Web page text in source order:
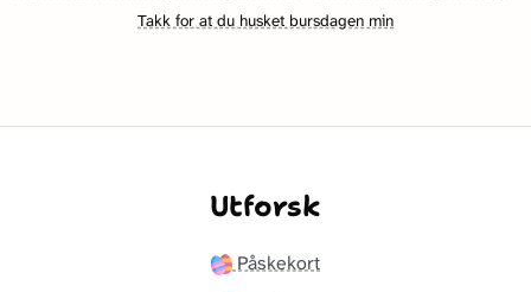
Takk for at du husket bursdagen min
Utforsk
Påskekort